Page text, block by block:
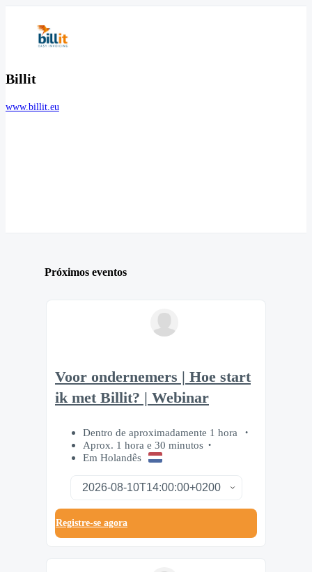
Billit
www.billit.eu
Próximos eventos
Voor ondernemers | Hoe start
ik met Billit? | Webinar
Dentro de aproximadamente 1 hora
Aprox. 1 hora e 30 minutos
Em Holandês
Registre-se agora